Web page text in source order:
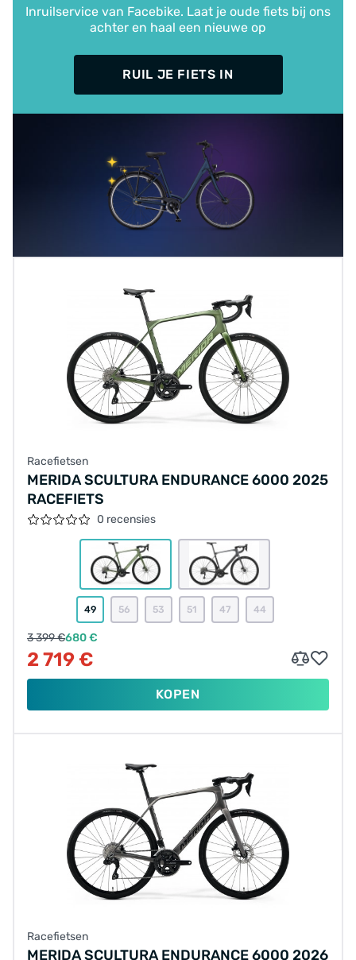
Inruilservice van Facebike. Laat je oude fiets bij ons
achter en haal een nieuwe op
RUIL JE FIETS IN
Racefietsen
MERIDA SCULTURA ENDURANCE 6000 2025
RACEFIETS
0 recensies
49 56 53 51 47 44
3 399 €680 €
2 719 €
KOPEN
Racefietsen
MERIDA SCULTURA ENDURANCE 6000 2026